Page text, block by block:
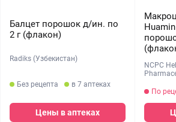
Балцет порошок д/ин. по
2 г (флакон)
Radiks (Узбекистан)
Без рецепта в 7 аптеках
Цены в аптеках
NCPC
По